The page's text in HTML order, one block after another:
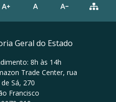
Geral do Estado
8h às 14h
Trade Center, rua
Sá, 270
Francisco